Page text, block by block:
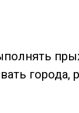
города,